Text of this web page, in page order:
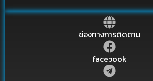
ช่องทางการติดตาม
facebook